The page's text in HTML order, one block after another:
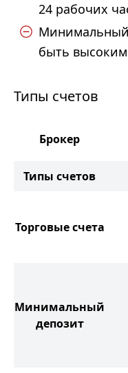
24 рабочих
Минимальный
быть
Типы счетов
Брокер
Типы счетов
Торговые счета
Минимальный
депозит